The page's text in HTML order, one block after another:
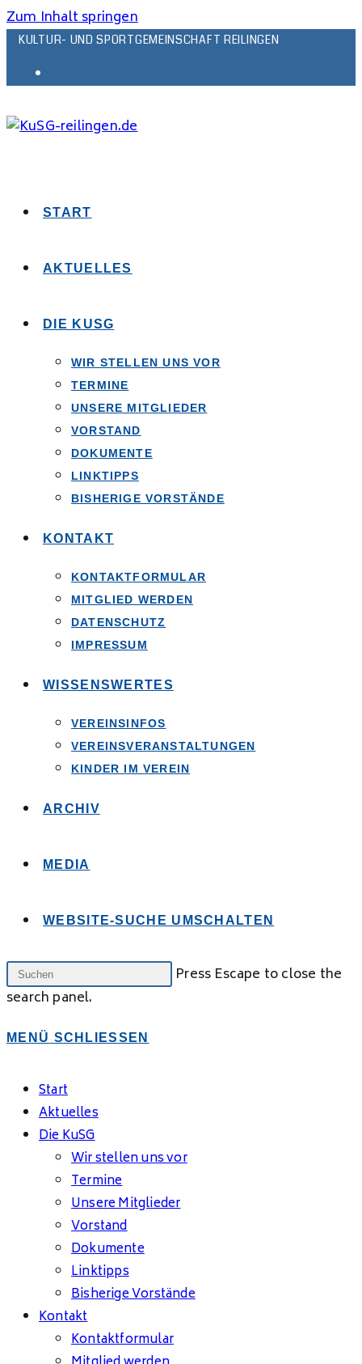
Zum Inhalt springen
KULTUR- UND SPORTGEMEINSCHAFT REILINGEN
START
AKTUELLES
DIE KUSG
WIR STELLEN UNS VOR
TERMINE
UNSERE MITGLIEDER
VORSTAND
DOKUMENTE
LINKTIPPS
BISHERIGE VORSTÄNDE
KONTAKT
KONTAKTFORMULAR
MITGLIED WERDEN
DATENSCHUTZ
IMPRESSUM
WISSENSWERTES
VEREINSINFOS
VEREINSVERANSTALTUNGEN
KINDER IM VEREIN
ARCHIV
MEDIA
WEBSITE-SUCHE UMSCHALTEN
Press Escape to close the
search panel.
MENÜ SCHLIESSEN
Start
Aktuelles
Die KuSG
Wir stellen uns vor
Termine
Unsere Mitglieder
Vorstand
Dokumente
Linktipps
Bisherige Vorstände
Kontakt
Kontaktformular